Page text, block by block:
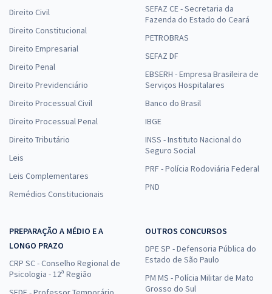
Direito Civil
Direito Constitucional
Direito Empresarial
Direito Penal
Direito Previdenciário
Direito Processual Civil
Direito Processual Penal
Direito Tributário
Leis
Leis Complementares
Remédios Constitucionais
SEFAZ CE - Secretaria da
Fazenda do Estado do Ceará
PETROBRAS
SEFAZ DF
EBSERH - Empresa Brasileira de
Serviços Hospitalares
Banco do Brasil
IBGE
INSS - Instituto Nacional do
Seguro Social
PRF - Polícia Rodoviária Federal
PND
PREPARAÇÃO A MÉDIO E A
LONGO PRAZO
CRP SC - Conselho Regional de
Psicologia - 12ª Região
OUTROS CONCURSOS
DPE SP - Defensoria Pública do
Estado de São Paulo
PM MS - Polícia Militar de Mato
Grosso do Sul